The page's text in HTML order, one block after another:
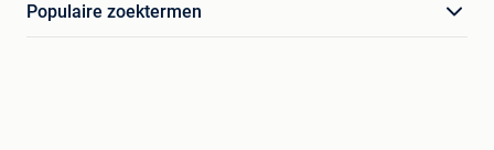
Populaire zoektermen